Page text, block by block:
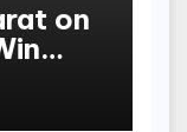
on